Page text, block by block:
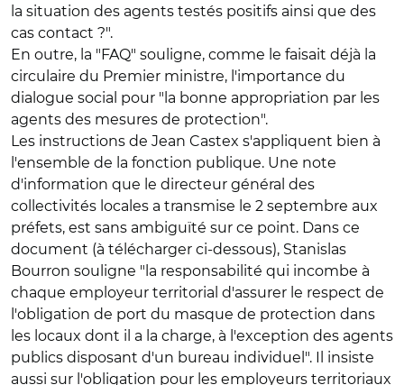
la situation des agents testés positifs ainsi que des
cas contact ?".
En outre, la "FAQ" souligne, comme le faisait déjà la
circulaire du Premier ministre, l'importance du
dialogue social pour "la bonne appropriation par les
agents des mesures de protection".
Les instructions de Jean Castex s'appliquent bien à
l'ensemble de la fonction publique. Une note
d'information que le directeur général des
collectivités locales a transmise le 2 septembre aux
préfets, est sans ambiguïté sur ce point. Dans ce
document (à télécharger ci-dessous), Stanislas
Bourron souligne "la responsabilité qui incombe à
chaque employeur territorial d'assurer le respect de
l'obligation de port du masque de protection dans
les locaux dont il a la charge, à l'exception des agents
publics disposant d'un bureau individuel". Il insiste
aussi sur l'obligation pour les employeurs territoriaux